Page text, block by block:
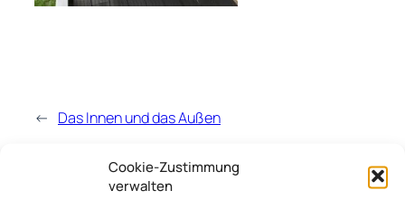
Cookie-Zustimmung
verwalten
← Das Innen und das Außen
Kommentare